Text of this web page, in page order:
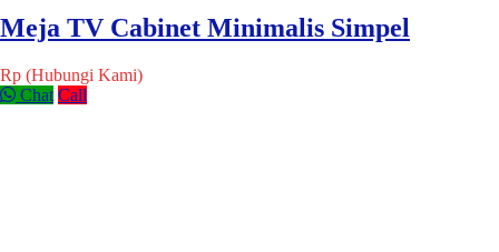
Meja TV Cabinet Minimalis Simpel
Rp (Hubungi Kami)
Chat Call